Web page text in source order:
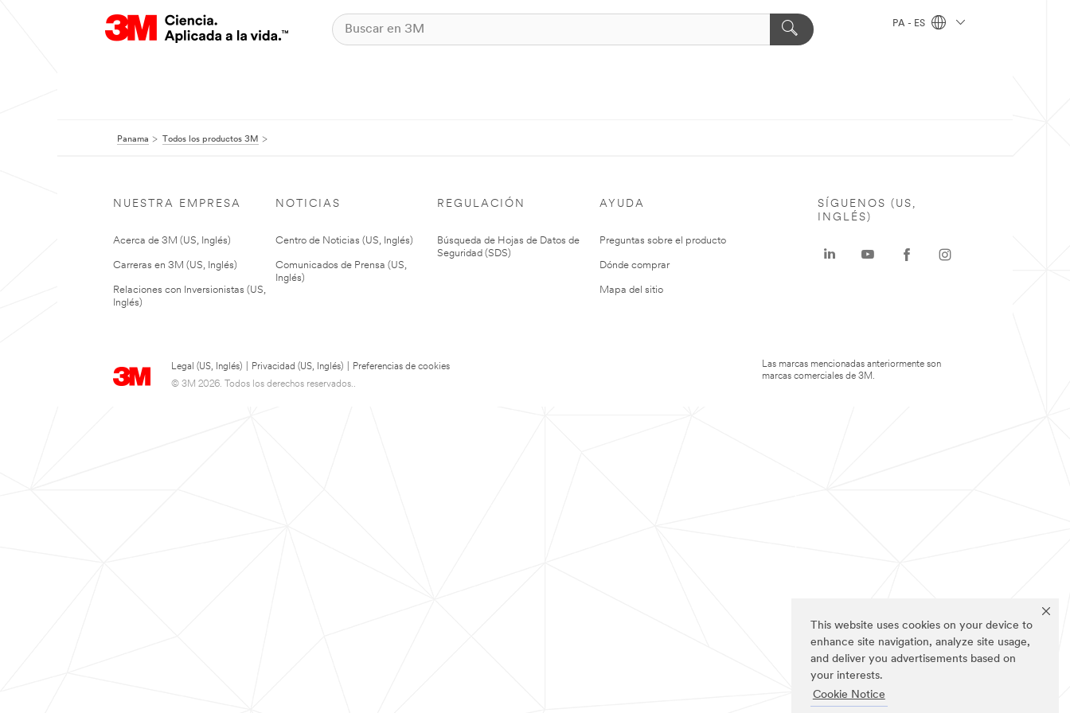
This website uses cookies on your device to
enhance site navigation, analyze site usage,
and deliver you advertisements based on
your interests.
Cookie Notice
PA - ES
Panama Todos los productos 3M
NUESTRA EMPRESA
Acerca de 3M (US, Inglés)
Carreras en 3M (US, Inglés)
Relaciones con Inversionistas (US,
Inglés)
NOTICIAS
Centro de Noticias (US, Inglés)
Comunicados de Prensa (US,
Inglés)
REGULACIÓN
Búsqueda de Hojas de Datos de
Seguridad (SDS)
AYUDA
Preguntas sobre el producto
Dónde comprar
Mapa del sitio
Legal (US, Inglés) Privacidad (US, Inglés)
Preferencias de cookies
© 3M 2026. Todos los derechos reservados..
SÍGUENOS (US,
INGLÉS)
Las marcas mencionadas anteriormente son
marcas comerciales de 3M.